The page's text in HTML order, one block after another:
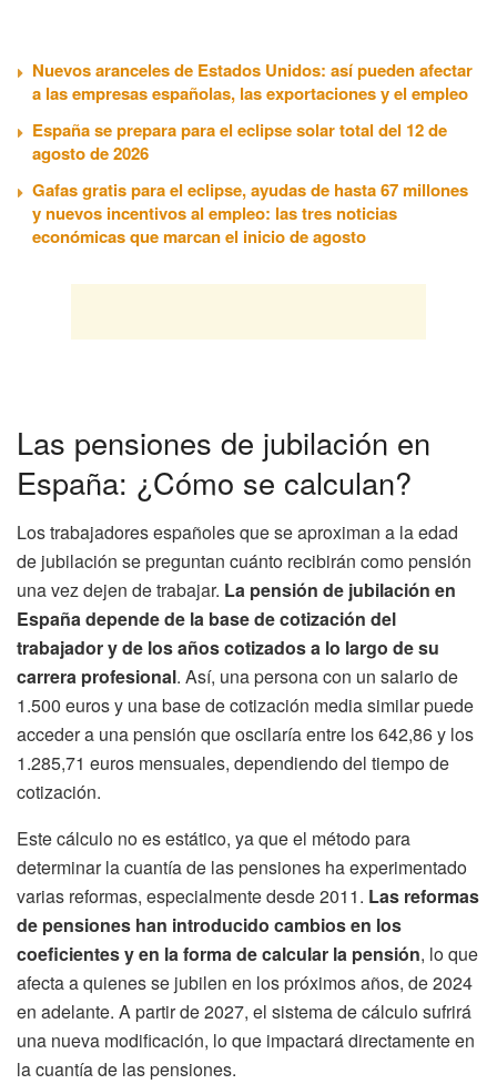
Nuevos aranceles de Estados Unidos: así pueden afectar
a las empresas españolas, las exportaciones y el empleo
España se prepara para el eclipse solar total del 12 de
agosto de 2026
Gafas gratis para el eclipse, ayudas de hasta 67 millones
y nuevos incentivos al empleo: las tres noticias
económicas que marcan el inicio de agosto
Las pensiones de jubilación en
España: ¿Cómo se calculan?
Los trabajadores españoles que se aproximan a la edad
de jubilación se preguntan cuánto recibirán como pensión
una vez dejen de trabajar. La pensión de jubilación en
España depende de la base de cotización del
trabajador y de los años cotizados a lo largo de su
carrera profesional. Así, una persona con un salario de
1.500 euros y una base de cotización media similar puede
acceder a una pensión que oscilaría entre los 642,86 y los
1.285,71 euros mensuales, dependiendo del tiempo de
cotización.
Este cálculo no es estático, ya que el método para
determinar la cuantía de las pensiones ha experimentado
varias reformas, especialmente desde 2011. Las reformas
de pensiones han introducido cambios en los
coeficientes y en la forma de calcular la pensión, lo que
afecta a quienes se jubilen en los próximos años, de 2024
en adelante. A partir de 2027, el sistema de cálculo sufrirá
una nueva modificación, lo que impactará directamente en
la cuantía de las pensiones.